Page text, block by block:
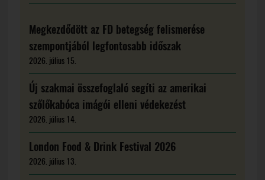
Megkezdődött az FD betegség felismerése
szempontjából legfontosabb időszak
2026. július 15.
Új szakmai összefoglaló segíti az amerikai
szőlőkabóca imágói elleni védekezést
2026. július 14.
London Food & Drink Festival 2026
2026. július 13.